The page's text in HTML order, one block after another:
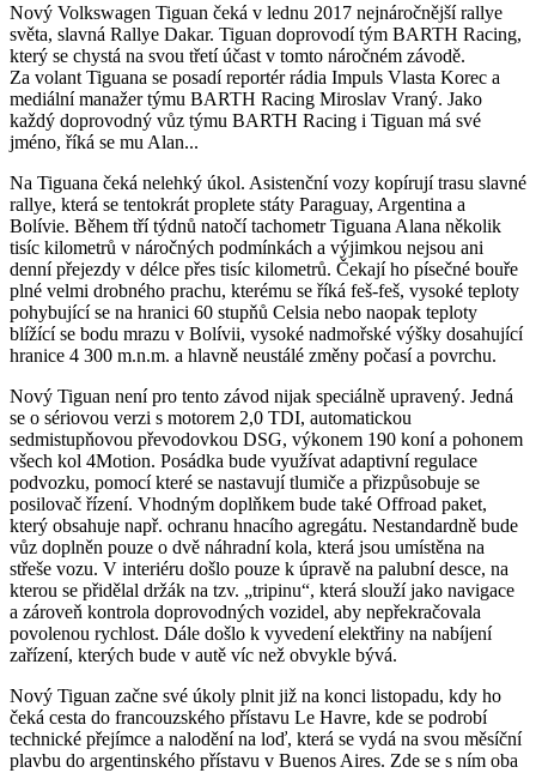
Nový Volkswagen Tiguan čeká v lednu 2017 nejnáročnější rallye
světa, slavná Rallye Dakar. Tiguan doprovodí tým BARTH Racing,
který se chystá na svou třetí účast v tomto náročném závodě.
Za volant Tiguana se posadí reportér rádia Impuls Vlasta Korec a
mediální manažer týmu BARTH Racing Miroslav Vraný. Jako
každý doprovodný vůz týmu BARTH Racing i Tiguan má své
jméno, říká se mu Alan...
Na Tiguana čeká nelehký úkol. Asistenční vozy kopírují trasu slavné
rallye, která se tentokrát proplete státy Paraguay, Argentina a
Bolívie. Během tří týdnů natočí tachometr Tiguana Alana několik
tisíc kilometrů v náročných podmínkách a výjimkou nejsou ani
denní přejezdy v délce přes tisíc kilometrů. Čekají ho písečné bouře
plné velmi drobného prachu, kterému se říká feš-feš, vysoké teploty
pohybující se na hranici 60 stupňů Celsia nebo naopak teploty
blížící se bodu mrazu v Bolívii, vysoké nadmořské výšky dosahující
hranice 4 300 m.n.m. a hlavně neustálé změny počasí a povrchu.
Nový Tiguan není pro tento závod nijak speciálně upravený. Jedná
se o sériovou verzi s motorem 2,0 TDI, automatickou
sedmistupňovou převodovkou DSG, výkonem 190 koní a pohonem
všech kol 4Motion. Posádka bude využívat adaptivní regulace
podvozku, pomocí které se nastavují tlumiče a přizpůsobuje se
posilovač řízení. Vhodným doplňkem bude také Offroad paket,
který obsahuje např. ochranu hnacího agregátu. Nestandardně bude
vůz doplněn pouze o dvě náhradní kola, která jsou umístěna na
střeše vozu. V interiéru došlo pouze k úpravě na palubní desce, na
kterou se přidělal držák na tzv. „tripinu“, která slouží jako navigace
a zároveň kontrola doprovodných vozidel, aby nepřekračovala
povolenou rychlost. Dále došlo k vyvedení elektřiny na nabíjení
zařízení, kterých bude v autě víc než obvykle bývá.
Nový Tiguan začne své úkoly plnit již na konci listopadu, kdy ho
čeká cesta do francouzského přístavu Le Havre, kde se podrobí
technické přejímce a nalodění na loď, která se vydá na svou měsíční
plavbu do argentinského přístavu v Buenos Aires. Zde se s ním oba